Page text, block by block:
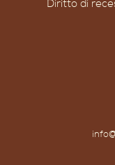
Diritto di